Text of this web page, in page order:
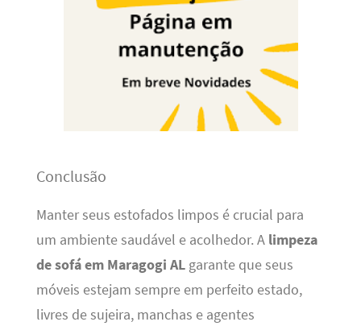
Conclusão
Manter seus estofados limpos é crucial para
um ambiente saudável e acolhedor. A limpeza
de sofá em Maragogi ALgarante que seus
móveis estejam sempre em perfeito estado,
livres de sujeira, manchas e agentes